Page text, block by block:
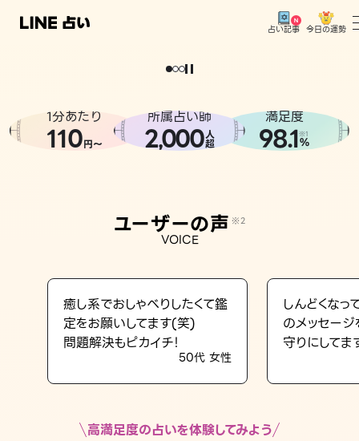
占い記事 今日の運勢
相談事例
占い記事
LINE占いを開く
※LINEアプリ内のサービスページへ遷移します
どうせなら
。
1分あたり
110円〜
所属占い師
2,000人
超
満足度
98.1※1
%
ユーザーの声 ※2
VOICE
癒し系でおしゃべりしたくて鑑
定をお願いしてます(笑)
問題解決もピカイチ！
50代 女性
しんどくなっ
のメッセー
守りにしてま
高満足度の占いを体験してみよう